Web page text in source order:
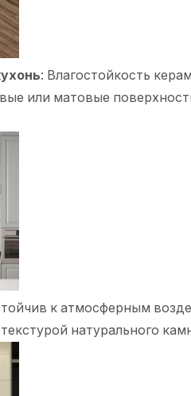
: Влагостойкость
или матовые
к атмосферным
натурального